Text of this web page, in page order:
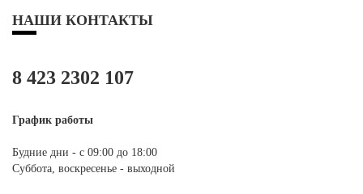
НАШИ КОНТАКТЫ
8 423 2302 107
График работы
Будние дни - с 09:00 до 18:00
Суббота, воскресенье - выходной